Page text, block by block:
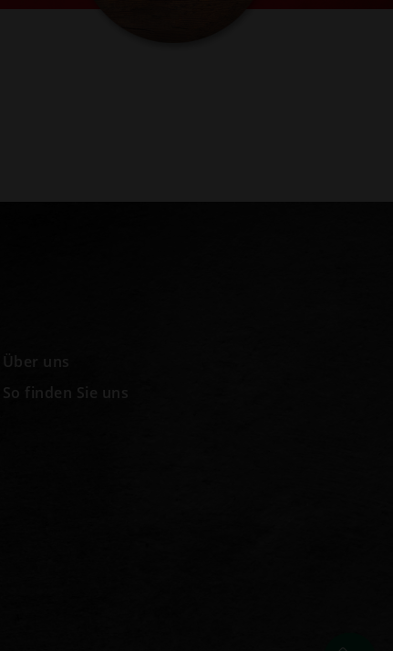
Über uns
So finden Sie uns